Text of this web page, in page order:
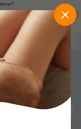
отслеживания
Установить
Чат24/7